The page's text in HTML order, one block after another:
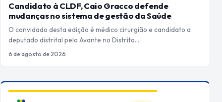
Candidato à CLDF, Caio Gracco defende
mudanças no sistema de gestão da Saúde
O convidado desta edição é médico cirurgião e candidato a
deputado distrital pelo Avante no Distrito…
6 de agosto de 2026